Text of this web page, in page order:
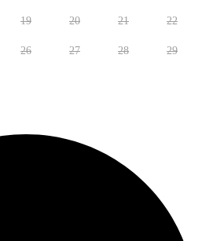
19 20 21 22
26 27 28 29